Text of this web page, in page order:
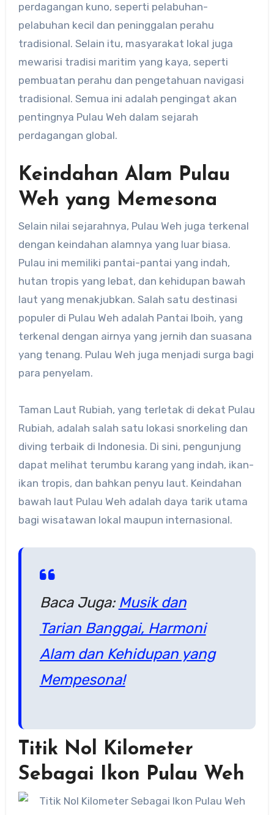
perdagangan kuno, seperti pelabuhan-
pelabuhan kecil dan peninggalan perahu
tradisional. Selain itu, masyarakat lokal juga
mewarisi tradisi maritim yang kaya, seperti
pembuatan perahu dan pengetahuan navigasi
tradisional. Semua ini adalah pengingat akan
pentingnya Pulau Weh dalam sejarah
perdagangan global.
Keindahan Alam Pulau
Weh yang Memesona
Selain nilai sejarahnya, Pulau Weh juga terkenal
dengan keindahan alamnya yang luar biasa.
Pulau ini memiliki pantai-pantai yang indah,
hutan tropis yang lebat, dan kehidupan bawah
laut yang menakjubkan. Salah satu destinasi
populer di Pulau Weh adalah Pantai Iboih, yang
terkenal dengan airnya yang jernih dan suasana
yang tenang. Pulau Weh juga menjadi surga bagi
para penyelam.
Taman Laut Rubiah, yang terletak di dekat Pulau
Rubiah, adalah salah satu lokasi snorkeling dan
diving terbaik di Indonesia. Di sini, pengunjung
dapat melihat terumbu karang yang indah, ikan-
ikan tropis, dan bahkan penyu laut. Keindahan
bawah laut Pulau Weh adalah daya tarik utama
bagi wisatawan lokal maupun internasional.
Baca Juga: Musik dan
Tarian Banggai, Harmoni
Alam dan Kehidupan yang
Mempesona!
Titik Nol Kilometer
Sebagai Ikon Pulau Weh